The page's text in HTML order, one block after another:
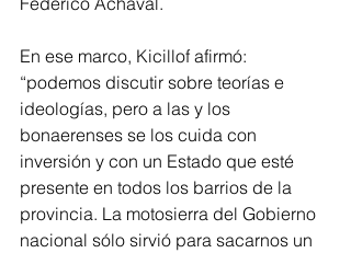
En ese marco, Kicillof afirmó:
“podemos discutir sobre teorías e
ideologías, pero a las y los
bonaerenses se los cuida con
inversión y con un Estado que esté
presente en todos los barrios de la
provincia. La motosierra del Gobierno
nacional sólo sirvió para sacarnos un